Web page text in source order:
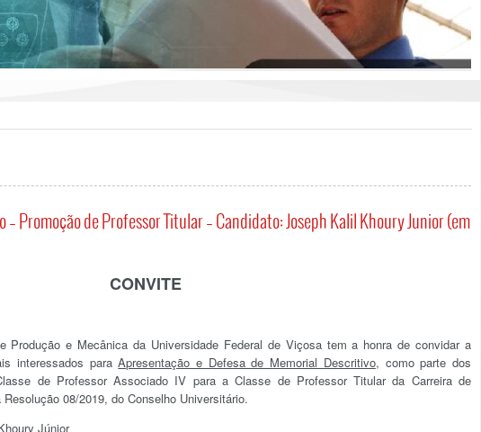
E MECÂNICA
Promoção de Professor Titular – Candidato: Joseph Kalil Khoury Junior (em
CONVITE
Produção e Mecânica da Universidade Federal de Viçosa tem a honra de convidar a
interessados paraApresentação e Defesa de Memorial Descritivo, como parte dos
de Professor Associado IV para a Classe de Professor Titular da Carreira de
08/2019, do Conselho Universitário.
Júnior